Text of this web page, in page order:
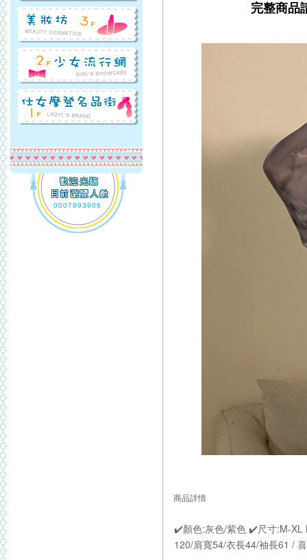
0007893906
完整商品
商品詳情
✔️顏色:灰色/紫色 ✔️尺寸:M-XL
120/肩寬54/衣長44/袖長61 /